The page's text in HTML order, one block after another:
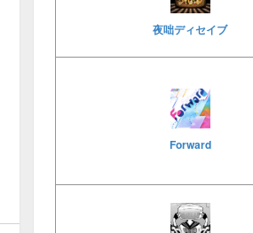
夜咄ディセイブ
Forward